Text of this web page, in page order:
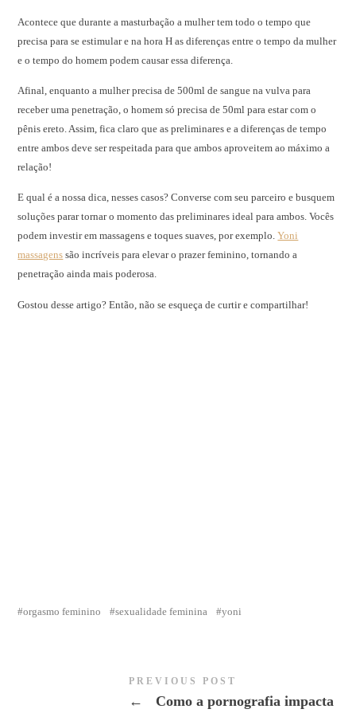
Acontece que durante a masturbação a mulher tem todo o tempo que
precisa para se estimular e na hora H as diferenças entre o tempo da mulher
e o tempo do homem podem causar essa diferença.
Afinal, enquanto a mulher precisa de 500ml de sangue na vulva para
receber uma penetração, o homem só precisa de 50ml para estar com o
pênis ereto. Assim, fica claro que as preliminares e a diferenças de tempo
entre ambos deve ser respeitada para que ambos aproveitem ao máximo a
relação!
E qual é a nossa dica, nesses casos? Converse com seu parceiro e busquem
soluções parar tornar o momento das preliminares ideal para ambos. Vocês
podem investir em massagens e toques suaves, por exemplo.Yoni
massagens são incríveis para elevar o prazer feminino, tornando a
penetração ainda mais poderosa.
Gostou desse artigo? Então, não se esqueça de curtir e compartilhar!
orgasmo feminino sexualidade feminina yoni
PREVIOUS POST
←
Como a pornografia impacta